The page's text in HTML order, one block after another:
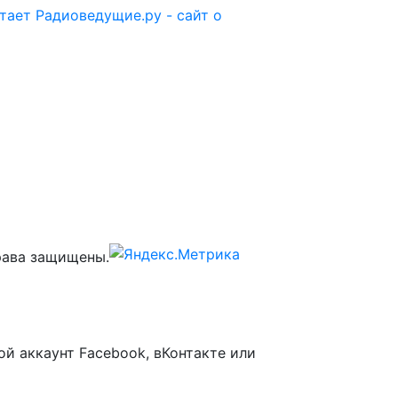
Радиоведущие.ру - сайт о
защищены.
аккаунт Facebook, вКонтакте или